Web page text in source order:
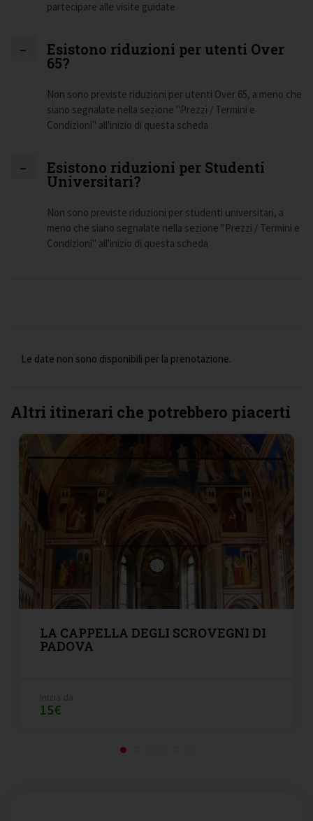
partecipare alle visite guidate
Esistono riduzioni per utenti Over
65?
Non sono previste riduzioni per utenti Over 65, a meno che
siano segnalate nella sezione "Prezzi / Termini e
Condizioni" all'inizio di questa scheda
Esistono riduzioni per Studenti
Universitari?
Non sono previste riduzioni per studenti universitari, a
meno che siano segnalate nella sezione "Prezzi / Termini e
Condizioni" all'inizio di questa scheda
Le date non sono disponibili per la prenotazione.
Altri itinerari che potrebbero piacerti
LA CAPPELLA DEGLI SCROVEGNI DI
PADOVA
15€